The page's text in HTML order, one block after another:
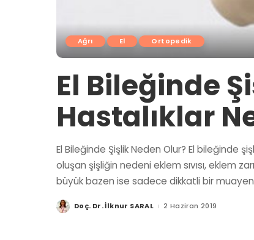
Ağrı El Ortopedik
El Bileğinde
Hastalıklar
El Bileğinde Şişlik Neden Olur? El bileğinde
oluşan şişliğin nedeni eklem sıvısı, eklem
büyük bazen ise sadece dikkatli bir
Posted
by
Doç. Dr. İlknur SARAL 2 Haziran 2019